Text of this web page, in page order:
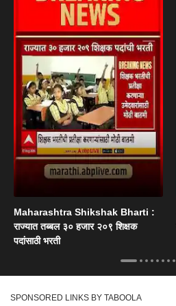
Maharashtra Shikshak Bharti :
राज्यात तब्बल ३० हजार २०९ शिक्षक
पदांसाठी भरती
SPONSORED LINKS BY TABOOLA